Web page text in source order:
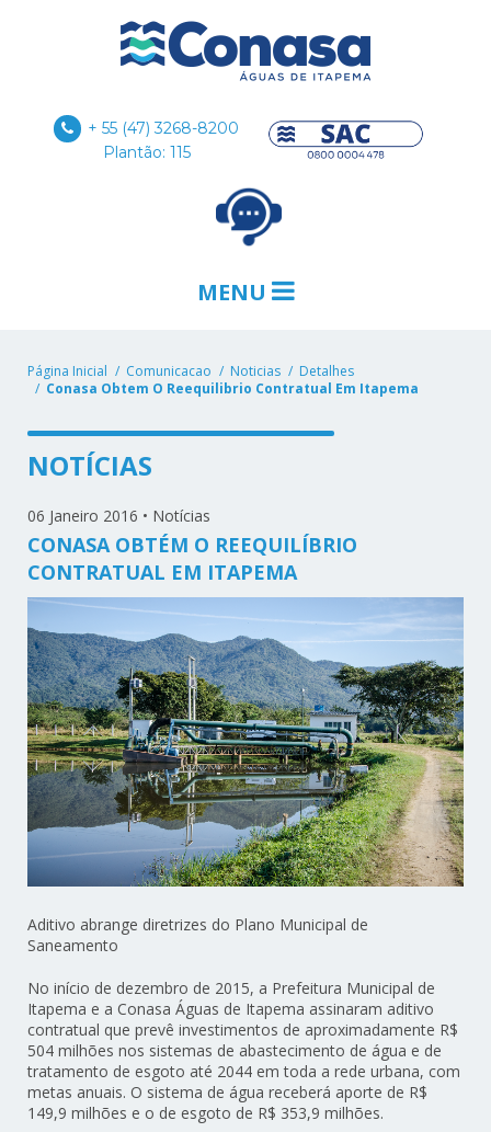
+ 55 (47) 3268-8200
Plantão: 115
MENU
Página Inicial Comunicacao Noticias
Detalhes
Conasa Obtem O Reequilibrio Contratual Em Itapema
NOTÍCIAS
06 Janeiro 2016 • Notícias
CONASA OBTÉM O REEQUILÍBRIO
CONTRATUAL EM ITAPEMA
Aditivo abrange diretrizes do Plano Municipal de
Saneamento
No início de dezembro de 2015, a Prefeitura Municipal de
Itapema e a Conasa Águas de Itapema assinaram aditivo
contratual que prevê investimentos de aproximadamente R$
504 milhões nos sistemas de abastecimento de água e de
tratamento de esgoto até 2044 em toda a rede urbana, com
metas anuais. O sistema de água receberá aporte de R$
149,9 milhões e o de esgoto de R$ 353,9 milhões.